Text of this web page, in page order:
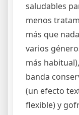
saludables
menos
más que
varios
más
banda
(un efecto
flexible) y